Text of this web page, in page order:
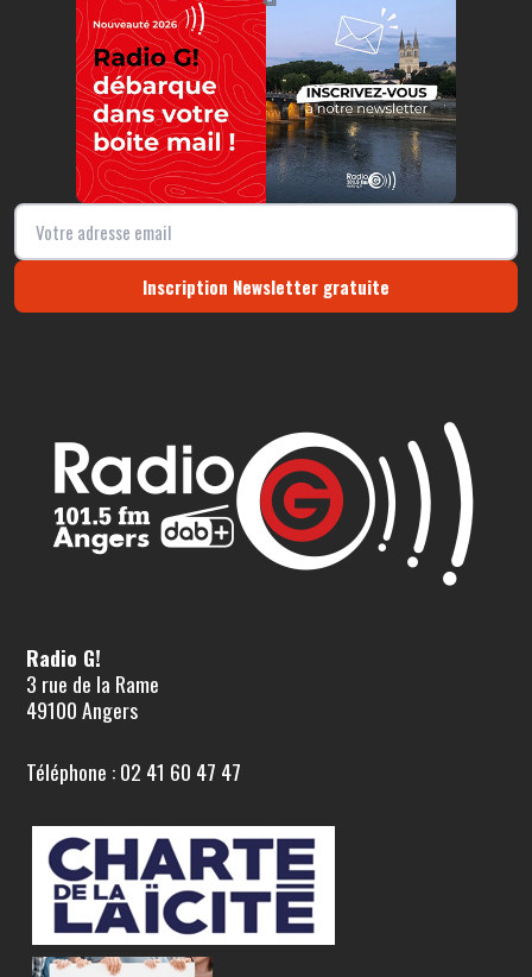
Inscription Newsletter gratuite
Radio G!
3 rue de la Rame
49100 Angers
Téléphone : 02 41 60 47 47